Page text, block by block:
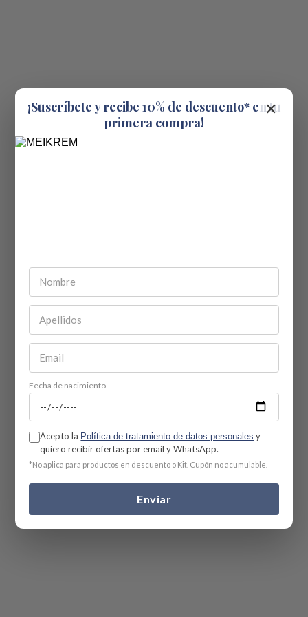
×
¡Suscríbete y recibe 10% de descuento* en tu
primera compra!
Fecha de nacimiento
Acepto la Política de tratamiento de datos personales y
quiero recibir ofertas por email y WhatsApp.
*No aplica para productos en descuento o Kit. Cupón no acumulable.
Enviar